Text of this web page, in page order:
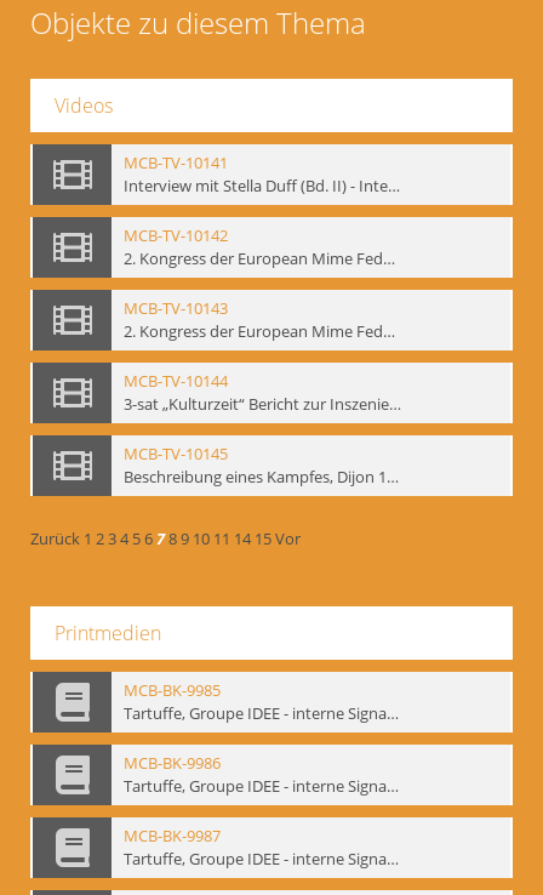
Objekte zu diesem Thema
Videos
MCB-TV-10141
Interview mit Stella Duff (Bd. II) - Interne Signatur: BM-vid-58
MCB-TV-10142
2. Kongress der European Mime Federation: „Rekonstruktion/Innovation“, Berlin Mai 1993 - Interne Signatur: BM-vid-59
MCB-TV-10143
2. Kongress der European Mime Federation: „Rekonstruktion/Innovation“, Berlin Mai 1993. Dokumentation der Konferenzaktivitäten - Interne Signatur: BM-vid-70
MCB-TV-10144
3-sat „Kulturzeit“ Bericht zur Inszenierung „Mann ist Mann“ von Thomas Ostermeier und Gennadij Bogdanow - Interne Signatur: BM-vid-80
MCB-TV-10145
Beschreibung eines Kampfes, Dijon 1998. nach Kafka - Interne Signatur: BM-vid-81
Zurück 1 234 56789 10 11 14 15Vor
Printmedien
MCB-BK-9985
Tartuffe, Groupe IDEE - interne Signatur: BM-prt-192
MCB-BK-9986
Tartuffe, Groupe IDEE - interne Signatur: BM-prt-193
MCB-BK-9987
Tartuffe, Groupe IDEE - interne Signatur: BM-prt-194